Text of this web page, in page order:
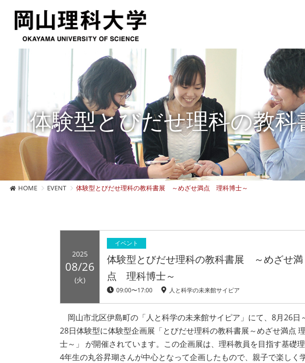
体験型とびだせ理科の教
HOME EVENT 体験型とびだせ理科の教科書展 ～めざせ満点 理科博士～
2025
08/26
(火)
イベント
体験型とびだせ理科の教科書展 ～めざせ満
点 理科博士～
09:00〜17:00 人と科学の未来館サイピア
岡山市北区伊島町の「人と科学の未来館サイピア」にて、8月26日
28日体験型に体験型企画展「とびだせ理科の教科書展～めざせ満点
士～」 が開催されています。この企画展は、理科教員を目指す基礎
4年生の丸谷昇瑚さんが中心となって企画したもので、親子で楽しく